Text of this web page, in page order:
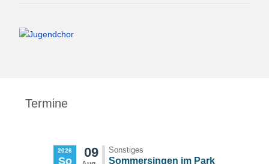
Termine